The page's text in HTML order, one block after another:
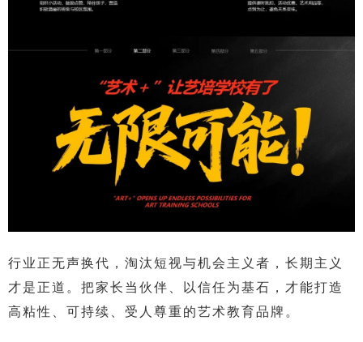
行业正无声换代，淘汰短视与机会主义者，长期主义
才是正道。把家长当伙伴、以信任为基石，才能打造
高粘性、可持续、受人尊重的艺术教育品牌。